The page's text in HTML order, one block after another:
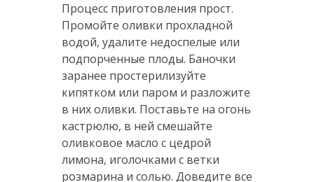
Процесс приготовления прост.
Промойте оливки прохладной
водой, удалите недоспелые или
подпорченные плоды. Баночки
заранее простерилизуйте
кипятком или паром и разложите
в них оливки. Поставьте на огонь
кастрюлю, в ней смешайте
оливковое масло с цедрой
лимона, иголочками с ветки
розмарина и солью. Доведите все